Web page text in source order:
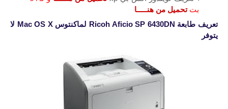
بت تحميل من هنـــــا
تعريف طابعة Ricoh Aficio SP 6430DN
لماكنتوس Mac OS X لا
يتوفر